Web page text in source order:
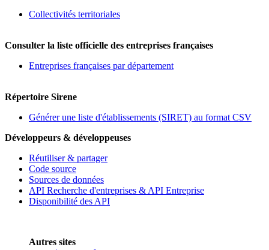
Collectivités territoriales
Consulter la liste officielle des entreprises françaises
Entreprises françaises par département
Répertoire Sirene
Générer une liste d'établissements (SIRET) au format CSV
Développeurs & développeuses
Réutiliser & partager
Code source
Sources de données
API Recherche d'entreprises & API Entreprise
Disponibilité des API
Autres sites